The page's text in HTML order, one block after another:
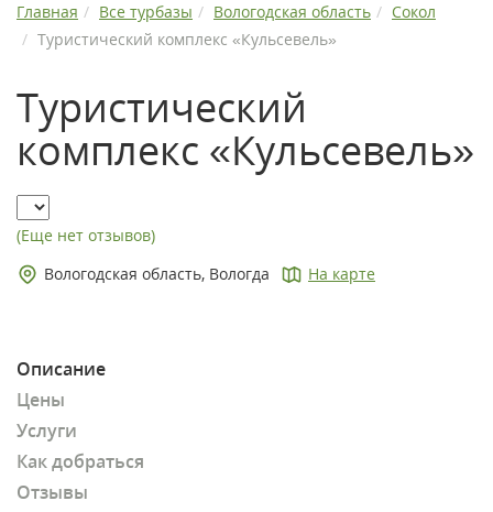
Главная Все турбазы Вологодская область
Сокол
Туристический комплекс «Кульсевель»
Туристический
комплекс «Кульсевель»
(Еще нет отзывов)
Вологодская область, Вологда
На карте
Описание
Цены
Услуги
Как добраться
Отзывы